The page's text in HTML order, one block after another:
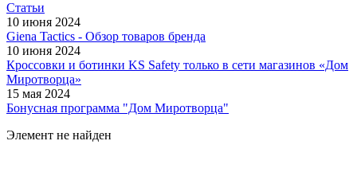
Статьи
10 июня 2024
Giena Tactics - Обзор товаров бренда
10 июня 2024
Кроссовки и ботинки KS Safety только в сети магазинов «Дом
Миротворца»
15 мая 2024
Бонусная программа "Дом Миротворца"
Элемент не найден